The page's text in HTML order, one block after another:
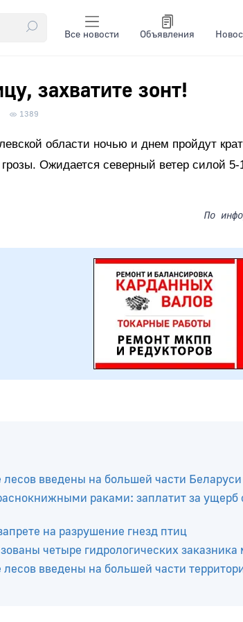
Все новости Объявления
захватите зонт!
1389
области ночью и днем пройдут
Ожидается северный ветер силой
По
введены на большей части Беларуси
раками: заплатит за
на разрушение гнезд птиц
четыре гидрологических заказника
введены на большей части